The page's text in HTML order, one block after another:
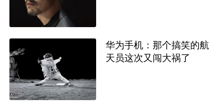
华为手机：那个搞笑的航
天员这次又闯大祸了